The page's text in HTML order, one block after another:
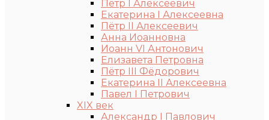
Пётр I Алексеевич
Екатерина I Алексеевна
Пётр II Алексеевич
Анна Иоанновна
Иоанн VI Антонович
Елизавета Петровна
Пётр III Фёдорович
Екатерина II Алексеевна
Павел I Петрович
XIX век
Александр I Павлович